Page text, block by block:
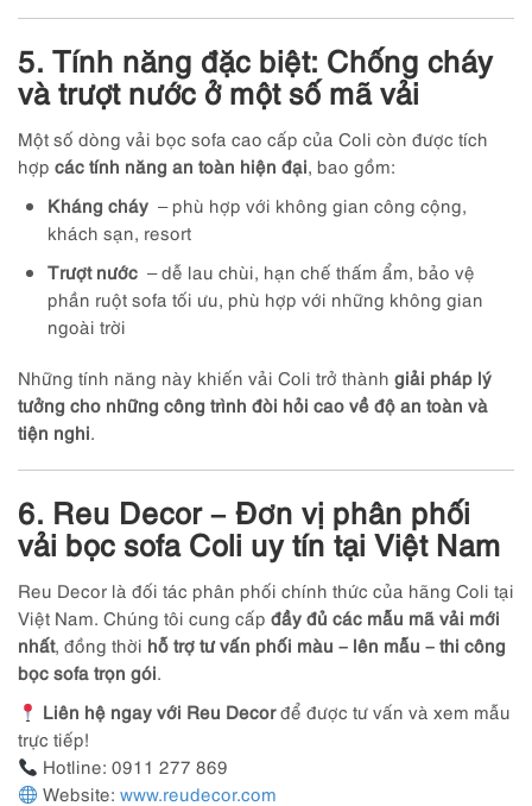
5. Tính năng đặc biệt: Chống cháy
và trượt nước ở một số mã vải
Một số dòng vải bọc sofa cao cấp của Coli còn được tích
hợp các tính năng an toàn hiện đại, bao gồm:
Kháng cháy – phù hợp với không gian công cộng,
khách sạn, resort
Trượt nước – dễ lau chùi, hạn chế thấm ẩm, bảo vệ
phần ruột sofa tối ưu, phù hợp với những không gian
ngoài trời
Những tính năng này khiến vải Coli trở thành giải pháp lý
tưởng cho những công trình đòi hỏi cao về độ an toàn và
tiện nghi.
6. Reu Decor – Đơn vị phân phối
vải bọc sofa Coli uy tín tại Việt Nam
Reu Decor là đối tác phân phối chính thức của hãng Coli tại
Việt Nam. Chúng tôi cung cấp đầy đủ các mẫu mã vải mới
nhất, đồng thời hỗ trợ tư vấn phối màu – lên mẫu – thi công
bọc sofa trọn gói.
Liên hệ ngay với Reu Decorđể được tư vấn và xem mẫu
trực tiếp!
Hotline: 0911 277 869
Website:www.reudecor.com